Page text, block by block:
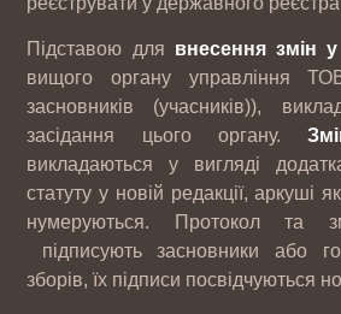
Підставою для внесення змін у
вищого органу управління
засновників (учасників)),
засідання цього органу.
викладаються у вигляді
статуту у новій редакції, аркуші
нумеруються. Протокол та
підписують засновники або
зборів, їх підписи посвідчуються